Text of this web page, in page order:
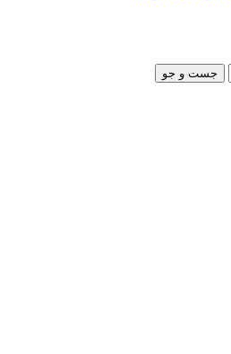
جست و جو